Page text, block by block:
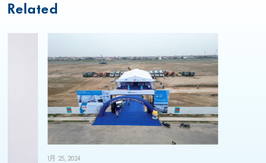
Related
1月 25, 2024